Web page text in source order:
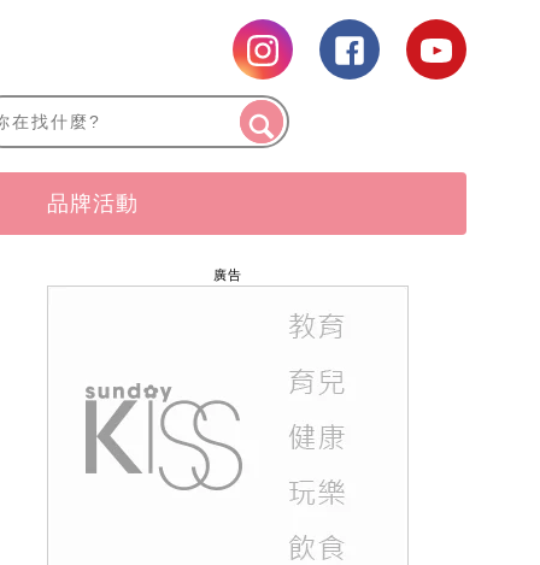
品牌活動
廣告